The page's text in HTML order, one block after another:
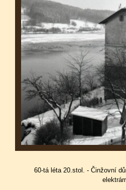
60-tá léta 20.stol. - Činžovní